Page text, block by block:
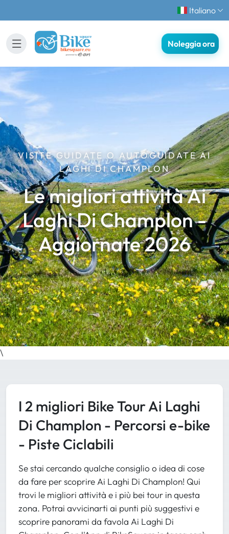
Italiano
Noleggia ora
VISITE GUIDATE O AUTOGUIDATE AI
LAGHI DI CHAMPLON
Le migliori attività Ai
Laghi Di Champlon -
Aggiornate 2026
\
I 2 migliori Bike Tour Ai Laghi
Di Champlon - Percorsi e-bike
- Piste Ciclabili
Se stai cercando qualche consiglio o idea di cose
da fare per scoprire Ai Laghi Di Champlon! Qui
trovi le migliori attività e i più bei tour in questa
zona. Potrai avvicinarti ai punti più suggestivi e
scoprire panorami da favola Ai Laghi Di